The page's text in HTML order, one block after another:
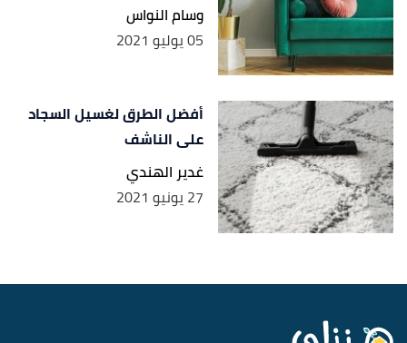
وسام النواس
05 يوليو 2021
أفضل الطرق لغسيل السجاد
على الناشف
غدير الهندي
27 يونيو 2021